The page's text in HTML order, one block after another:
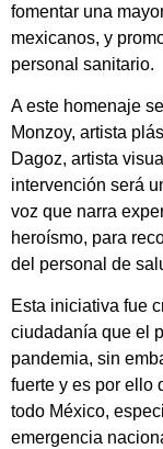
fomentar una
mexicanos, y
personal sanitario.
A este homenaje
Monzoy, artista
Dagoz, artista
intervención será
voz que narra
heroísmo, para
del personal de
Esta iniciativa fue
ciudadanía que el
pandemia, sin
fuerte y es por ello
todo México,
emergencia